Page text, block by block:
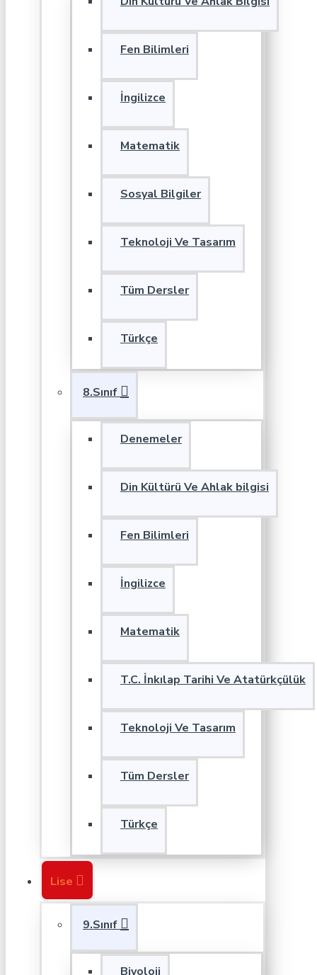
Fen Bilimleri
İngilizce
Matematik
Sosyal Bilgiler
Teknoloji Ve Tasarım
Tüm Dersler
Türkçe
8.Sınıf
Denemeler
Din Kültürü Ve Ahlak bilgisi
Fen Bilimleri
İngilizce
Matematik
T.C. İnkılap Tarihi Ve Atatürkçülük
Teknoloji Ve Tasarım
Tüm Dersler
Türkçe
Lise
9.Sınıf
Biyoloji